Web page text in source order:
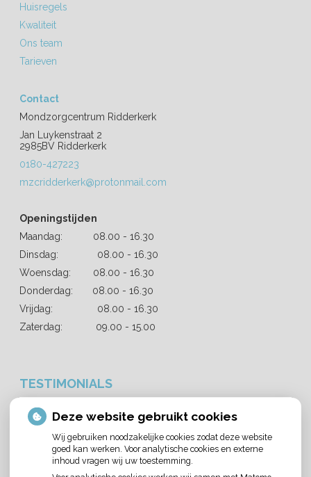
Huisregels
Kwaliteit
Ons team
Tarieven
Contact
Mondzorgcentrum Ridderkerk
Jan Luykenstraat 2
2985BV Ridderkerk
0180-427223
mzcridderkerk@protonmail.com
Openingstijden
Maandag: 08.00 - 16.30
Dinsdag: 08.00 - 16.30
Woensdag: 08.00 - 16.30
Donderdag: 08.00 - 16.30
Vrijdag: 08.00 - 16.30
Zaterdag: 09.00 - 15.00
TESTIMONIALS
PAULINE VAN GURP
Fijne tandarts
ANCOLINE BOLK
Een aantal keer bij Mondzorg Ridderkerk geweest bij
W B
Afgelopen weekend is een stukje van m'n voortand
ERIK DE WIDT
De behandelaars leggen duidelijk uit wat ze gaan
MATTHIJS SLOOTHAAK
Fijne tandartspraktijk in Ridderkerk. Na inschrijving
HAROEN A
Heel erg tevreden met deze Mondzorgcentrum.
MART VAN NUNEN
Er was een klein stukje van mijn kies afgebroken, dit
R W
Ik ben zeer tevreden met deze tandartspraktijk, je
Deze website gebruikt cookies
Wij gebruiken noodzakelijke cookies zodat deze website
goed kan werken. Voor analytische cookies en externe
inhoud vragen wij uw toestemming.